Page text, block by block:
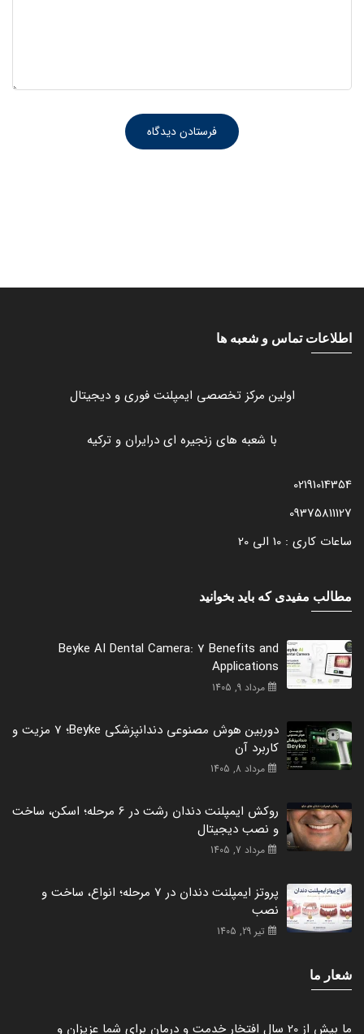
اطلاعات تماس و شعبه ها
اولین مرکز تخصصی ایمپلنت فوری و دیجیتال
با شعبه های زنجیره ای درایران و ترکیه
02191014354
09375811127
ساعات کاری : 10 الی 20
مطالب مفیدی که باید بخوانید
Beyke AI Dental Camera: 7 Benefits and
Applications
مرداد 9, 1405
دوربین هوش مصنوعی دندانپزشکی Beyke؛ 7 مزیت و
کاربرد آن
مرداد 8, 1405
روکش ایمپلنت دندان رشت در 6 مرحله؛ اسکن، ساخت
و نصب دیجیتال
مرداد 7, 1405
پروتز ایمپلنت دندان در 7 مرحله؛ انواع، ساخت و
نصب
تیر 29, 1405
شعار ما
ما بیش از 20 سال افتخار خدمت و درمان برای شما عزیزان و